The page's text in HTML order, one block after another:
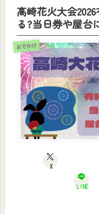
高崎花火大会
る?当日券や屋台
おでかけ
X
LINE